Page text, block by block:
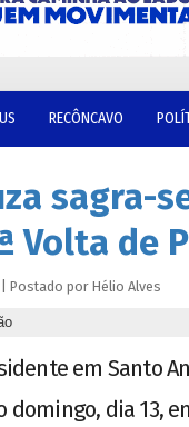
RECÔNCAVO
sagra-
Volta de
Postado por Hélio Alves
em Santo
dia 13,